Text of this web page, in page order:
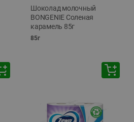
Шоколад молочный
BONGENIE Соленая
карамель 85г
85г